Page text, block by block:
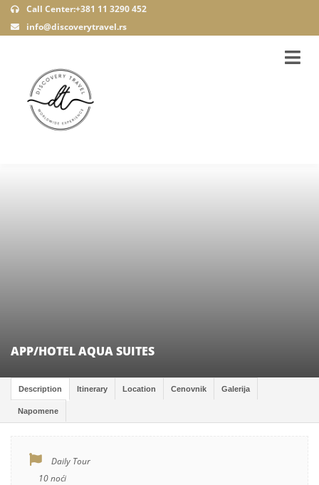
Call Center:+381 11 3290 452
info@discoverytravel.rs
APP/HOTEL AQUA SUITES
Description Itinerary Location Cenovnik Galerija
Napomene
Daily Tour
10 noći